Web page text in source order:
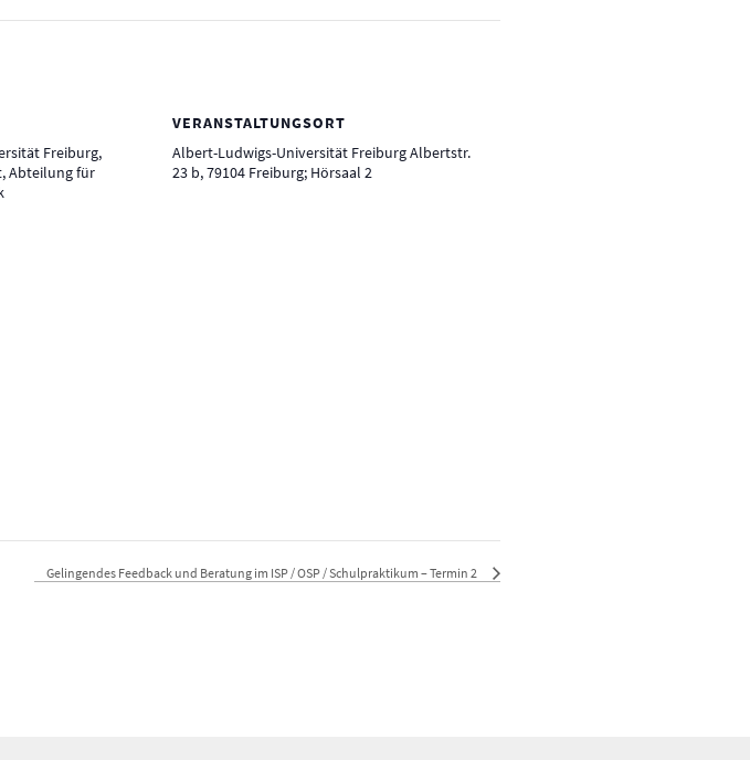
VERANSTALTUNGSORT
Albert-Ludwigs-Universität Freiburg Albertstr.
23 b, 79104 Freiburg; Hörsaal 2
Freiburg,
Abteilung für
Gelingendes Feedback und Beratung im ISP / OSP / Schulpraktikum – Termin 2